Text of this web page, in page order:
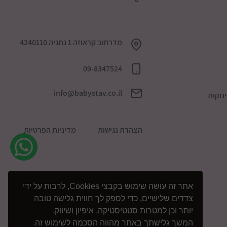
אתר זה עושה שימוש בקבצי Cookies, לרבות על ידי
צדדים שלישיים, כדי לספק לך חווית גלישה טובה
יותר וכן למטרות סטטיסטיקה, איפיון ושיווק.
המשך גלישתך באתר מהווה הסכמה לשימוש זה.
מדרחוב קראוזה 1 נתניה 4240110
09-8347524
info@babystav.co.il
הצהרת נגישות מדיניות הפרטיות